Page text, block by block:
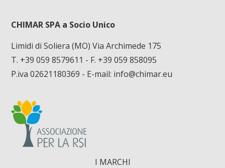
CHIMAR SPA a Socio Unico
Limidi di Soliera (MO) Via Archimede 175
T. +39 059 8579611 - F. +39 059 858095
P.iva 02621180369 - E-mail: info@chimar.eu
I MARCHI